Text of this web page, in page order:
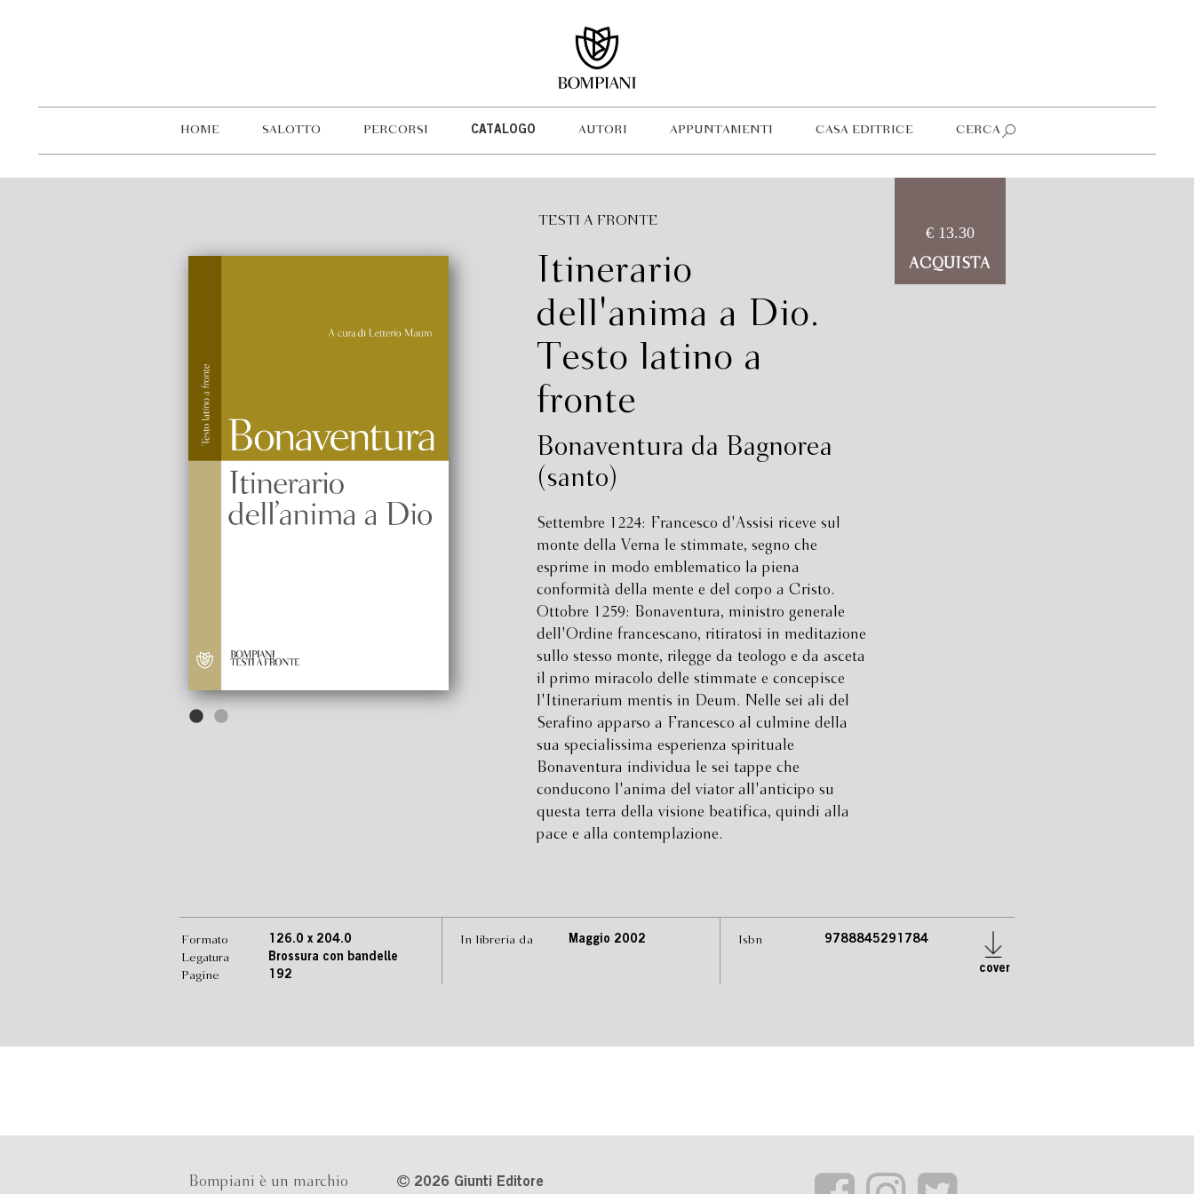
HOME SALOTTO PERCORSI CATALOGO AUTORI APPUNTAMENTI CASA EDITRICE CERCA
TESTI A FRONTE
Itinerario
dell'anima a Dio.
Testo latino a
fronte
Bonaventura da Bagnorea
(santo)
Settembre 1224: Francesco d'Assisi riceve sul
monte della Verna le stimmate, segno che
esprime in modo emblematico la piena
conformità della mente e del corpo a Cristo.
Ottobre 1259: Bonaventura, ministro generale
dell'Ordine francescano, ritiratosi in meditazione
sullo stesso monte, rilegge da teologo e da asceta
il primo miracolo delle stimmate e concepisce
l'Itinerarium mentis in Deum. Nelle sei ali del
Serafino apparso a Francesco al culmine della
sua specialissima esperienza spirituale
Bonaventura individua le sei tappe che
conducono l'anima del viator all'anticipo su
questa terra della visione beatifica, quindi alla
pace e alla contemplazione.
€ 13.30
ACQUISTA
Formato
Legatura
Pagine
126.0 x 204.0
Brossura con bandelle
192
In libreria da Maggio 2002 Isbn 9788845291784
cover
Bompiani è un marchio 2026 Giunti Editore